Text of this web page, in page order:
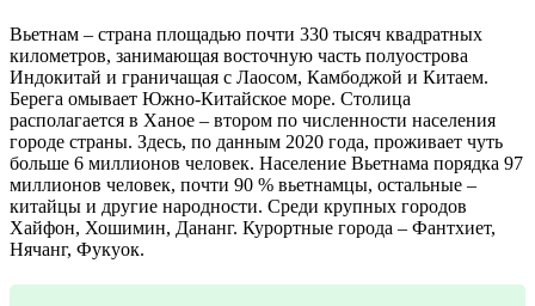
Вьетнам – страна площадью почти 330 тысяч квадратных
километров, занимающая восточную часть полуострова
Индокитай и граничащая с Лаосом, Камбоджой и Китаем.
Берега омывает Южно-Китайское море. Столица
располагается в Ханое – втором по численности населения
городе страны. Здесь, по данным 2020 года, проживает чуть
больше 6 миллионов человек. Население Вьетнама порядка 97
миллионов человек, почти 90 % вьетнамцы, остальные –
китайцы и другие народности. Среди крупных городов
Хайфон, Хошимин, Дананг. Курортные города – Фантхиет,
Нячанг, Фукуок.